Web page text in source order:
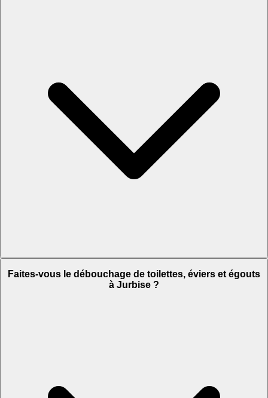
Faites-vous le débouchage de toilettes, éviers et égouts
à Jurbise ?